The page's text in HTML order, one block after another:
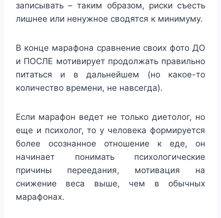
записывать – таким образом, риски съесть
лишнее или ненужное сводятся к минимуму.
В конце марафона сравнение своих фото ДО
и ПОСЛЕ мотивирует продолжать правильно
питаться и в дальнейшем (но какое-то
количество времени, не навсегда).
Если марафон ведет не только диетолог, но
еще и психолог, то у человека формируется
более осознанное отношение к еде, он
начинает понимать психологические
причины переедания, мотивация на
снижение веса выше, чем в обычных
марафонах.